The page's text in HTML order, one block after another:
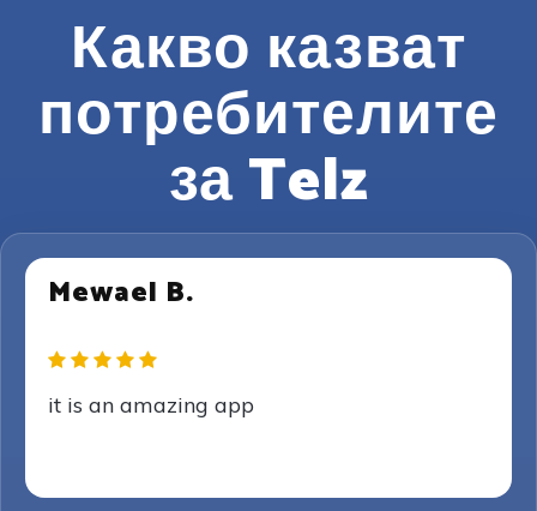
Какво казват
потребителите
за Telz
Mewael B.
it is an amazing app